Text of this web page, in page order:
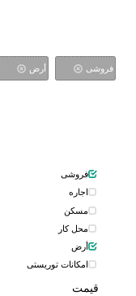
فروشی أرض
فروشی
اجاره
مسکن
محل کار
أرض
امکانات توریستی
قیمت